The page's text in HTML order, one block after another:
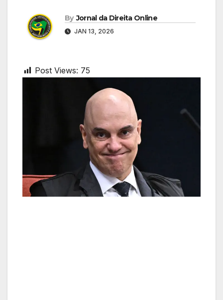
By Jornal da Direita Online
JAN 13, 2026
Post Views: 75